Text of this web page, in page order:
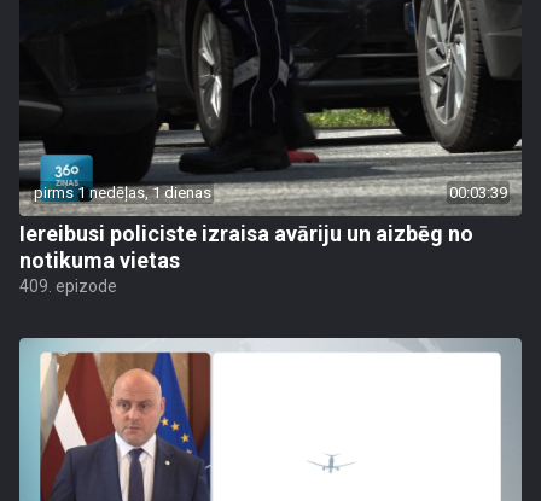
pirms 1 nedēļas, 1 dienas 00:03:39
Iereibusi policiste izraisa avāriju un aizbēg no
notikuma vietas
409. epizode